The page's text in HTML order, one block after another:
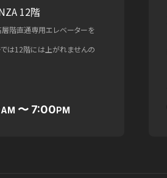
12階
階直通専用エレベーターを
は12階には上がれませんの
AM 〜 7:00PM